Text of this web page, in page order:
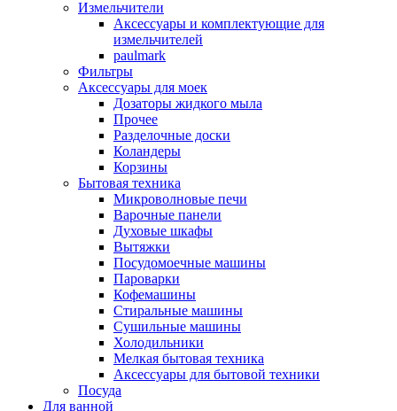
Измельчители
Аксессуары и комплектующие для
измельчителей
paulmark
Фильтры
Аксессуары для моек
Дозаторы жидкого мыла
Прочее
Разделочные доски
Коландеры
Корзины
Бытовая техника
Микроволновые печи
Варочные панели
Духовые шкафы
Вытяжки
Посудомоечные машины
Пароварки
Кофемашины
Стиральные машины
Сушильные машины
Холодильники
Мелкая бытовая техника
Аксессуары для бытовой техники
Посуда
Для ванной